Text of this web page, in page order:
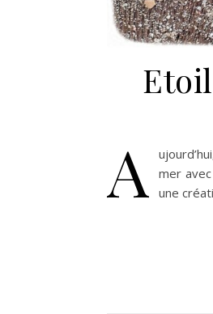
A
mer
une